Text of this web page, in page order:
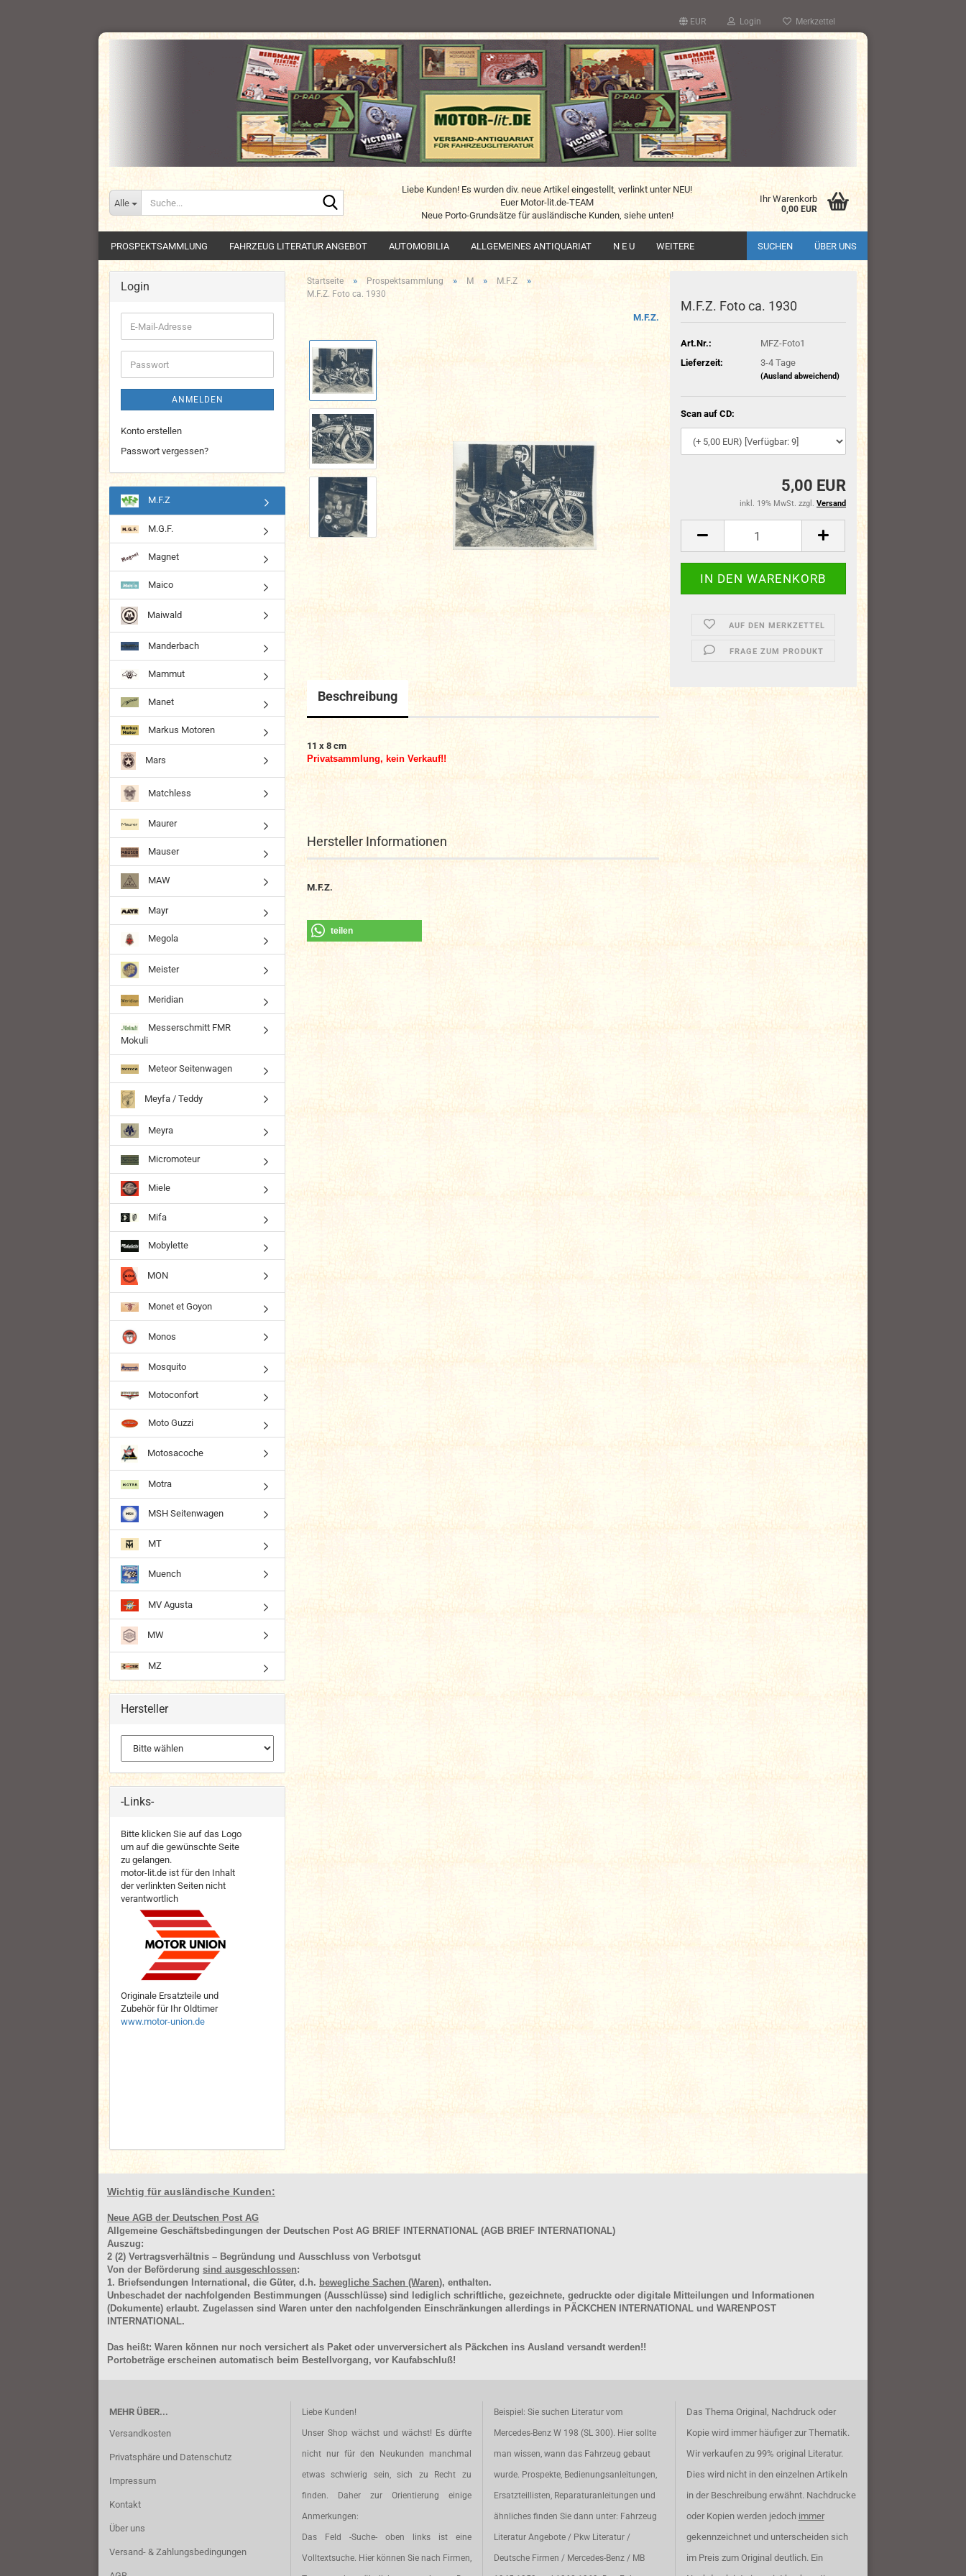
EUR Login Merkzettel
Alle
Suche...
Liebe Kunden! Es wurden div. neue Artikel eingestellt, verlinkt unter NEU!
Euer Motor-lit.de-TEAM
Neue Porto-Grundsätze für ausländische Kunden, siehe unten!
Ihr Warenkorb
0,00 EUR
PROSPEKTSAMMLUNG FAHRZEUG LITERATUR ANGEBOT AUTOMOBILIA ALLGEMEINES ANTIQUARIAT N E U SUCHEN ÜBER UNS
WEITERE
Startseite » Prospektsammlung » M » M.F.Z »
M.F.Z. Foto ca. 1930
M.F.Z.
M.F.Z. Foto ca. 1930
Art.Nr.:
MFZ-Foto1
Lieferzeit:
3-4 Tage
(Ausland abweichend)
Scan auf CD:
5,00 EUR
inkl. 19% MwSt. zzgl. Versand
AUF DEN MERKZETTEL
FRAGE ZUM PRODUKT
Beschreibung
11 x 8 cm
Privatsammlung, kein Verkauf!!
Hersteller Informationen
M.F.Z.
teilen
Login
E-
Mail-
Adresse
Passwort
ANMELDEN
Konto erstellen
Passwort vergessen?
M.F.Z
M.G.F.
Magnet
Maico
Maiwald
Manderbach
Mammut
Manet
Markus Motoren
Mars
Matchless
Maurer
Mauser
MAW
Mayr
Megola
Meister
Meridian
Messerschmitt FMR
Mokuli
Meteor Seitenwagen
Meyfa / Teddy
Meyra
Micromoteur
Miele
Mifa
Mobylette
MON
Monet et Goyon
Monos
Mosquito
Motoconfort
Moto Guzzi
Motosacoche
Motra
MSH Seitenwagen
MT
Muench
MV Agusta
MW
MZ
Hersteller
-Links-
Bitte klicken Sie auf das Logo
um auf die gewünschte Seite
zu gelangen.
motor-lit.de ist für den Inhalt
der verlinkten Seiten nicht
verantwortlich
Originale Ersatzteile und
Zubehör für Ihr Oldtimer
www.motor-union.de
Wichtig für ausländische Kunden:
Neue AGB der Deutschen Post AG
Allgemeine Geschäftsbedingungen der Deutschen Post AG BRIEF INTERNATIONAL (AGB BRIEF INTERNATIONAL)
Auszug:
2 (2) Vertragsverhältnis – Begründung und Ausschluss von Verbotsgut
Von der Beförderung sind ausgeschlossen:
1. Briefsendungen International, die Güter, d.h. bewegliche Sachen (Waren), enthalten.
Unbeschadet der nachfolgenden Bestimmungen (Ausschlüsse) sind lediglich schriftliche, gezeichnete, gedruckte oder digitale Mitteilungen und Informationen
(Dokumente) erlaubt. Zugelassen sind Waren unter den nachfolgenden Einschränkungen allerdings in PÄCKCHEN INTERNATIONAL und WARENPOST
INTERNATIONAL.
Das heißt: Waren können nur noch versichert als Paket oder unverversichert als Päckchen ins Ausland versandt werden!!
Portobeträge erscheinen automatisch beim Bestellvorgang, vor Kaufabschluß!
MEHR ÜBER...
Versandkosten
Privatsphäre und Datenschutz
Impressum
Kontakt
Über uns
Versand- & Zahlungsbedingungen
Liebe Kunden!
Unser Shop wächst und wächst! Es dürfte
nicht nur für den Neukunden manchmal
etwas schwierig sein, sich zu Recht zu
finden. Daher zur Orientierung einige
Anmerkungen:
Das Feld -Suche- oben links ist eine
Volltextsuche. Hier können Sie nach Firmen,
Beispiel: Sie suchen Literatur vom
Mercedes-Benz W 198 (SL 300). Hier sollte
man wissen, wann das Fahrzeug gebaut
wurde. Prospekte, Bedienungsanleitungen,
Ersatzteillisten, Reparaturanleitungen und
ähnliches finden Sie dann unter: Fahrzeug
Literatur Angebote / Pkw Literatur /
Deutsche Firmen / Mercedes-Benz / MB
Das Thema Original, Nachdruck oder
Kopie wird immer häufiger zur Thematik.
Wir verkaufen zu 99% original Literatur.
Dies wird nicht in den einzelnen Artikeln
in der Beschreibung erwähnt. Nachdrucke
oder Kopien werden jedoch immer
gekennzeichnet und unterscheiden sich
im Preis zum Original deutlich. Ein